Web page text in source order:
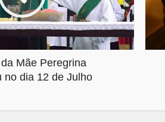
Mãe Peregrina
no dia 12 de Julho